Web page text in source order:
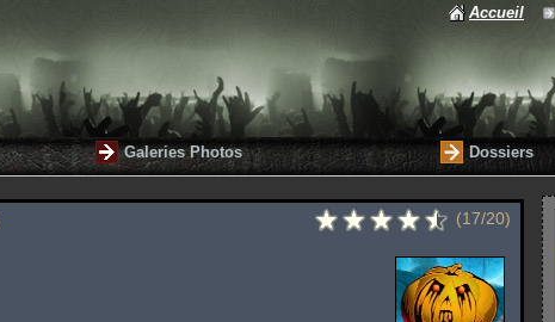
Accueil
Galeries Photos Dossiers
(17/20)